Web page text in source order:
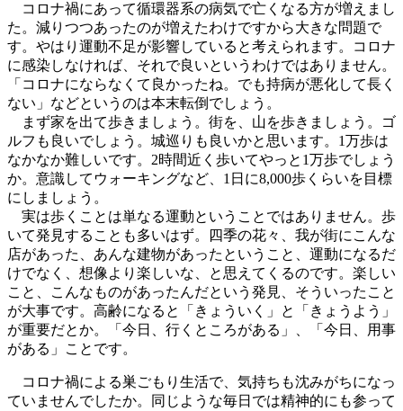
コロナ禍にあって循環器系の病気で亡くなる方が増えまし
た。減りつつあったのが増えたわけですから大きな問題で
す。やはり運動不足が影響していると考えられます。コロナ
に感染しなければ、それで良いというわけではありません。
「コロナにならなくて良かったね。でも持病が悪化して長く
ない」などというのは本末転倒でしょう。
まず家を出て歩きましょう。街を、山を歩きましょう。ゴ
ルフも良いでしょう。城巡りも良いかと思います。1万歩は
なかなか難しいです。2時間近く歩いてやっと1万歩でしょう
か。意識してウォーキングなど、1日に8,000歩くらいを目標
にしましょう。
実は歩くことは単なる運動ということではありません。歩
いて発見することも多いはず。四季の花々、我が街にこんな
店があった、あんな建物があったということ、運動になるだ
けでなく、想像より楽しいな、と思えてくるのです。楽しい
こと、こんなものがあったんだという発見、そういったこと
が大事です。高齢になると「きょういく」と「きょうよう」
が重要だとか。「今日、行くところがある」、「今日、用事
がある」ことです。
コロナ禍による巣ごもり生活で、気持ちも沈みがちになっ
ていませんでしたか。同じような毎日では精神的にも参って